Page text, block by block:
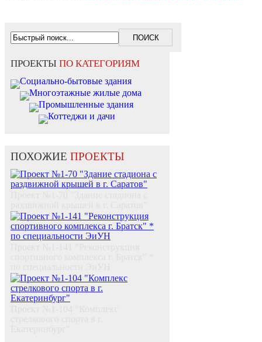
ПРОЕКТЫ ПО КАТЕГОРИЯМ
Социально-бытовые здания
Многоэтажные жилые дома
Промышленные здания
Коттеджи и дачи
ПОХОЖИЕ ПРОЕКТЫ